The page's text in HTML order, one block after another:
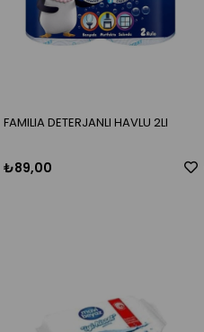
FAMILIA DETERJANLI HAVLU 2LI
₺89,00